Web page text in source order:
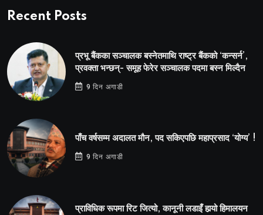
Recent Posts
प्रभू बैंकका सञ्चालक बस्नेतमाथि राष्ट्र बैंकको ‘कन्सर्न’,
प्रवक्ता भन्छन्- समूह फेरेर सञ्चालक पदमा बस्न मिल्दैन
9 दिन अगाडी
पाँच वर्षसम्म अदालत मौन, पद सकिएपछि महाप्रसाद ‘योग्य’ !
9 दिन अगाडी
प्राविधिक रूपमा रिट जित्यो, कानूनी लडाइँ हार्‍यो हिमालयन